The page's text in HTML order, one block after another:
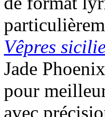
Vêpres
Jade
pour
avec